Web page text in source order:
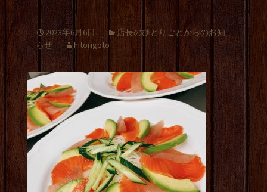
2023年6月6日
店長のひとりごとからのお知
らせ
hitorigoto